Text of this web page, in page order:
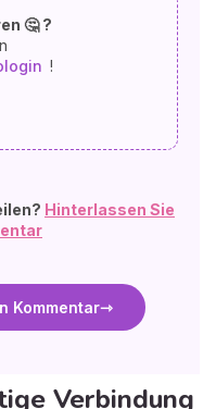
🤔 ?
!
Hinterlassen Sie
Kommentar
Verbindung